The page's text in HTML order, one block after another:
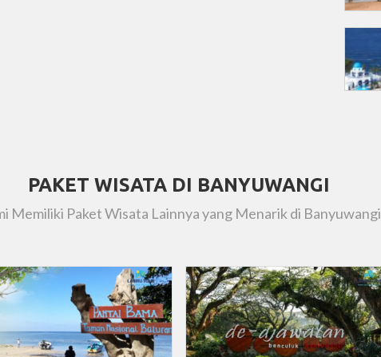
PAKET WISATA DI BANYUWANGI
Memiliki Paket Wisata Lainnya yang Menarik di Banyuwangi